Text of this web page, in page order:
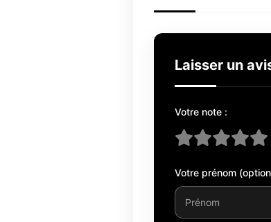
Laisser un
Votre note :
Votre prénom